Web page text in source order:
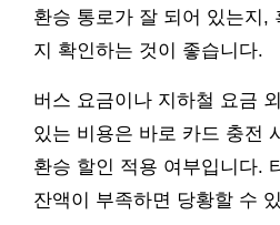
환승 통로가 잘 되어 있는지,
지 확인하는 것이 좋습니다.
버스 요금이나 지하철 요금
있는 비용은 바로 카드 충전
환승 할인 적용 여부입니다.
잔액이 부족하면 당황할 수